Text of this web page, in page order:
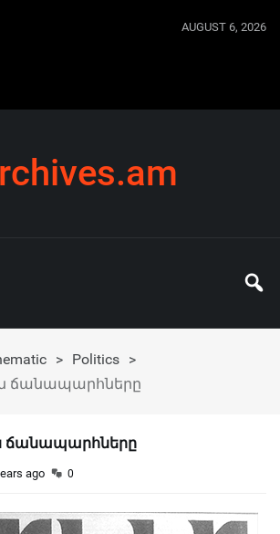
AUGUST 6, 2026
> Politics >
ճանապարհները
ճանապարհները
ago 0